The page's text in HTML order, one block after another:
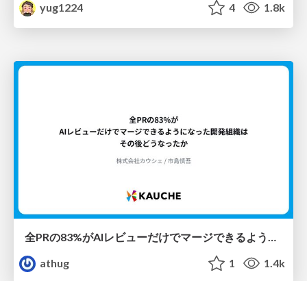
yug1224
4 1.8k
athug
1 1.4k